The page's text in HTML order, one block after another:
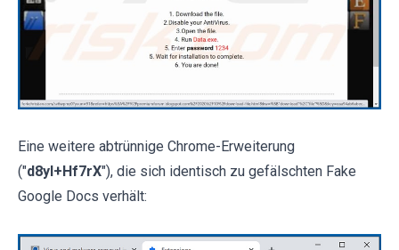
Eine weitere abtrünnige Chrome-Erweiterung
("d8yl+Hf7rX"), die sich identisch zu gefälschten Fake
Google Docs verhält: